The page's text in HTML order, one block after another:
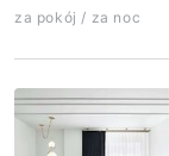
za pokój / za noc